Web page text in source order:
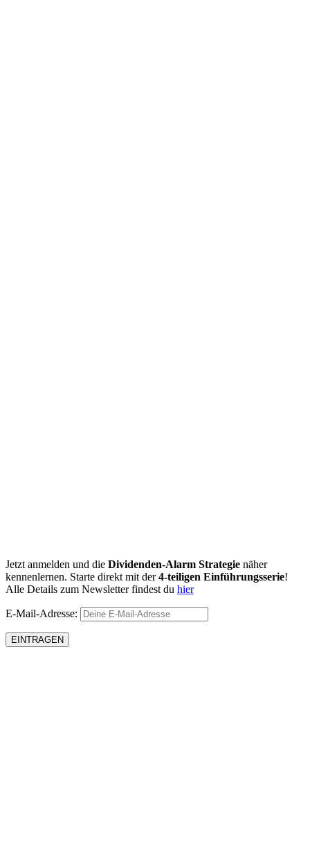
Jetzt anmelden und die Dividenden-Alarm Strategie näher
kennenlernen. Starte direkt mit der4-teiligen Einführungsserie!
Alle Details zum Newsletter findest du hier
E-Mail-Adresse: